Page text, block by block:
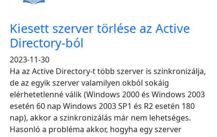
Kiesett szerver törlése az Active
Directory-ból
2023-11-30
Ha az Active Directory-t több szerver is szinkronizálja,
de az egyik szerver valamilyen okból sokáig
elérhetetlenné válik (Windows 2000 és Windows 2003
esetén 60 nap Windows 2003 SP1 és R2 esetén 180
nap), akkor a szinkronizálás már nem lehetséges.
Hasonló a probléma akkor, hogyha egy szerver